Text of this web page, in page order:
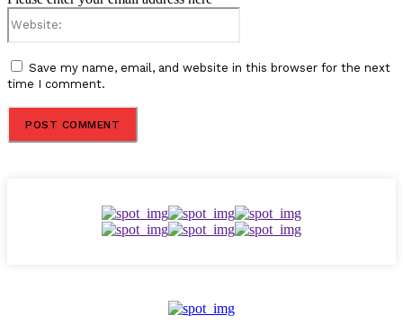
Save my name, email, and website in this browser for the next
time I comment.